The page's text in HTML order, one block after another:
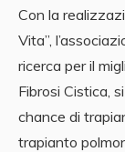
Con la
Vita”,
ricerca per il
Fibrosi Cistica,
chance di
trapianto